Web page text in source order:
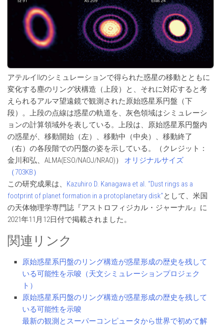
アテルイIIのシミュレーションで得られた惑星の移動とともに
変化する塵のリング状構造（上段）と、それに対応すると考
えられるアルマ望遠鏡で観測された原始惑星系円盤（下
段）。上段の点線は惑星の軌道を、灰色領域はシミュレーシ
ョンの計算領域外を表している。上段は、原始惑星系円盤内
の惑星が、移動開始（左）、移動中（中央）、移動終了
（右）の各段階での円盤の姿を示している。（クレジット：
金川和弘、ALMA(ESO/NAOJ/NRAO)） オリジナルサイズ
（703KB）
この研究成果は、 Kazuhiro D. Kanagawa et al. “Dust rings as a
footprint of planet formation in a protoplanetary disk”として、米国
の天体物理学専門誌『アストロフィジカル・ジャーナル』に
2021年11月12日付で掲載されました。
関連リンク
原始惑星系円盤のリング構造が惑星形成の歴史を残して
いる可能性を示唆（天文シミュレーションプロジェク
ト）
原始惑星系円盤のリング構造が惑星形成の歴史を残して
いる可能性を示唆
最新の観測とスーパーコンピュータから世界で初めて解